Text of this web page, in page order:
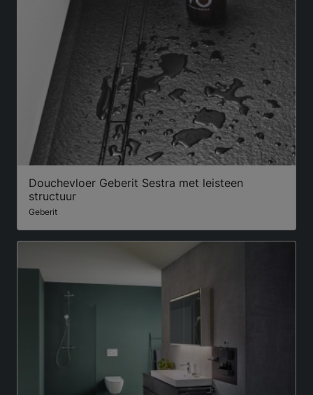
Douchevloer Geberit Sestra met leisteen
structuur
Geberit